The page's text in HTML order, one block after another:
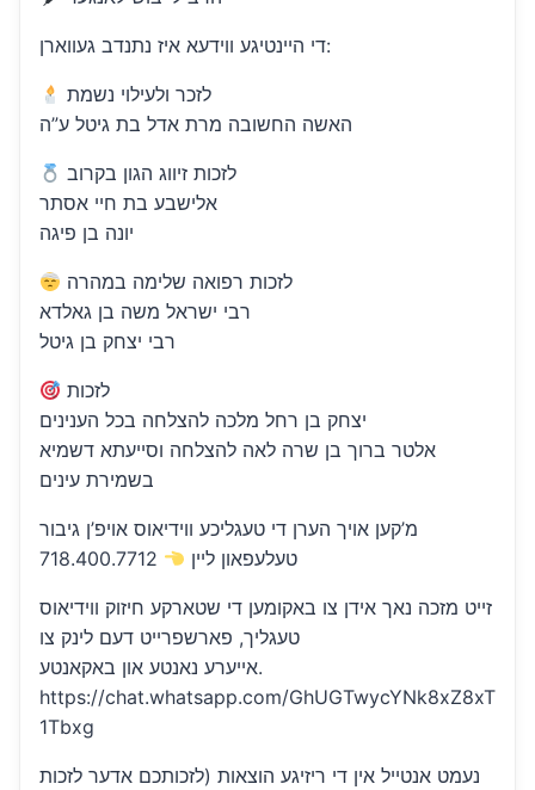
די היינטיגע ווידעא איז נתנדב געווארן:
לזכר ולעילוי נשמת
האשה החשובה מרת אדל בת גיטל ע”ה
לזכות זיווג הגון בקרוב
אלישבע בת חיי אסתר
יונה בן פיגה
לזכות רפואה שלימה במהרה
רבי ישראל משה בן גאלדא
רבי יצחק בן גיטל
לזכות
יצחק בן רחל מלכה להצלחה בכל הענינים
אלטר ברוך בן שרה לאה להצלחה וסייעתא דשמיא
בשמירת עינים
מ’קען אויך הערן די טעגליכע ווידיאוס אויפ’ן גיבור
טעלעפאון ליין
זייט מזכה נאך אידן צו באקומען די שטארקע חיזוק ווידיאוס
טעגליך, פארשפרייט דעם לינק צו
אייערע נאנטע און באקאנטע.
https://chat.whatsapp.com/GhUGTwycYNk8xZ8xT
1Tbxg
נעמט אנטייל אין די ריזיגע הוצאות (לזכותכם אדער לזכות